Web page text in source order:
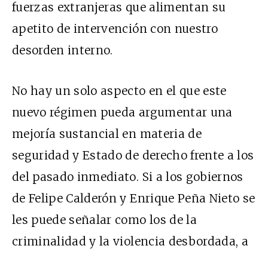
fuerzas extranjeras que alimentan su
apetito de intervención con nuestro
desorden interno.
No hay un solo aspecto en el que este
nuevo régimen pueda argumentar una
mejoría sustancial en materia de
seguridad y Estado de derecho frente a los
del pasado inmediato. Si a los gobiernos
de Felipe Calderón y Enrique Peña Nieto se
les puede señalar como los de la
criminalidad y la violencia desbordada, a